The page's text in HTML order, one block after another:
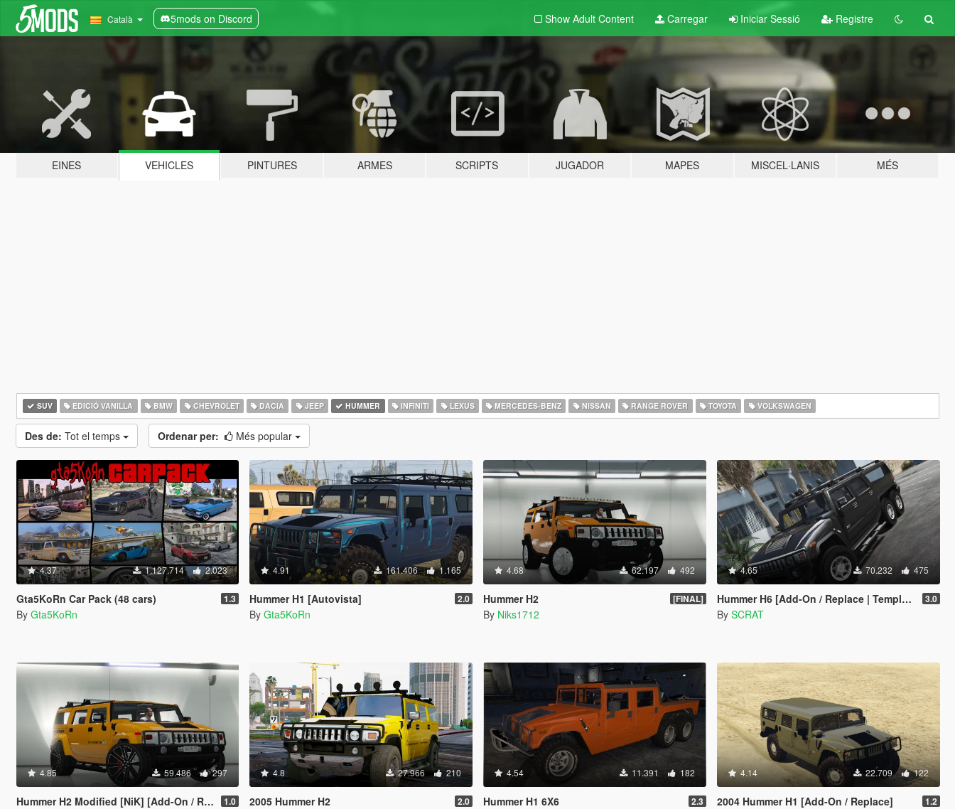
Català 5mods on Discord Show Adult Content Carregar Iniciar Sessió Registre
EINES VEHICLES PINTURES ARMES SCRIPTS JUGADOR MAPES MISCEL·LANIS MÉS
SUV EDICIÓ VANILLA BMW CHEVROLET DACIA JEEP HUMMER INFINITI LEXUS MERCEDES-BENZ NISSAN RANGE ROVER TOYOTA VOLKSWAGEN
Des de: Tot el temps Ordenar per: Més popular
4.37 1.127.714 2.023
Gta5KoRn Car Pack (48 cars) 1.3
By Gta5KoRn
4.91 161.406 1.165
Hummer H1 [Autovista] 2.0
By Gta5KoRn
4.68 62.197 492
Hummer H2 [FINAL]
By Niks1712
4.65 70.232 475
Hummer H6 [Add-On / Replace | Template] 3.0
By SCRAT
4.85 59.486 297
Hummer H2 Modified [NiK] [Add-On / Replace] 1.0
4.8 27.966 210
2005 Hummer H2 2.0
4.54 11.391 182
Hummer H1 6X6 2.3
4.14 22.709 122
2004 Hummer H1 [Add-On / Replace] 1.2